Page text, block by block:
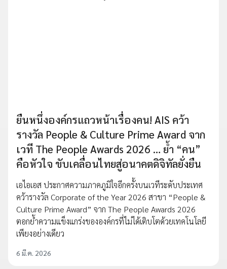
ยืนหนึ่งองค์กรแถวหน้าเรื่องคน! AIS คว้า
รางวัล People & Culture Prime Award จาก
เวที The People Awards 2026 … ย้ำ “คน”
คือหัวใจ ขับเคลื่อนไทยสู่อนาคตดิจิทัลยั่งยืน
เอไอเอส ประกาศความภาคภูมิใจอีกครั้งบนเวทีระดับประเทศ
คว้ารางวัล Corporate of the Year 2026 สาขา “People &
Culture Prime Award” จาก The People Awards 2026
ตอกย้ำความแข็งแกร่งขององค์กรที่ไม่ได้เติบโตด้วยเทคโนโลยี
เพียงอย่างเดียว
6 มี.ค. 2026